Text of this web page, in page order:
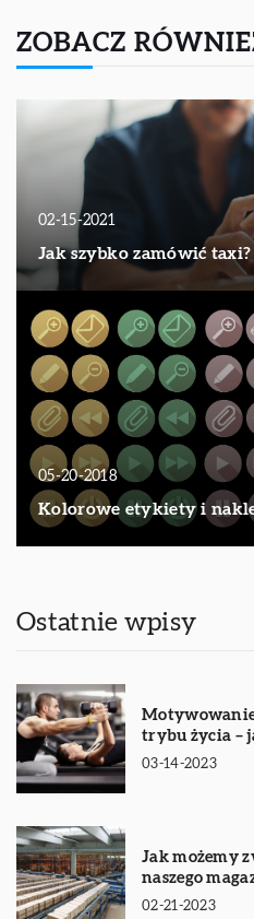
ZOBACZ
02-15-2021
Jak szybko zamówić taxi?
05-20-2018
Kolorowe etykiety i
Ostatnie wpisy
trybu życia –
03-14-2023
Jak możemy
naszego
02-21-2023